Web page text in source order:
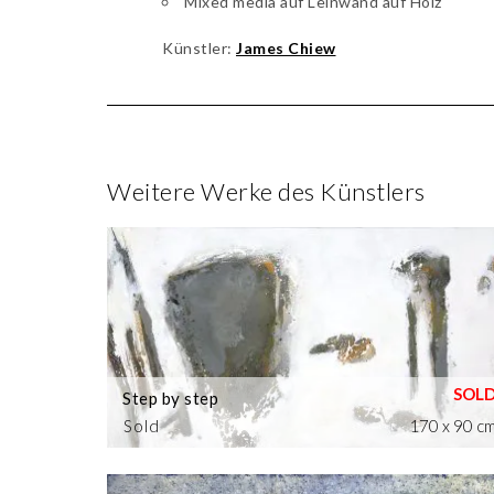
Künstler: James Chiew
Weitere Werke des Künstlers
Sold
Step by step
170 x 90